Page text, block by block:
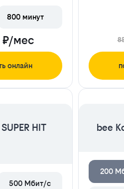
800 минут
₽/мес
онлайн
HIT
500 Мбит/с
bee
200